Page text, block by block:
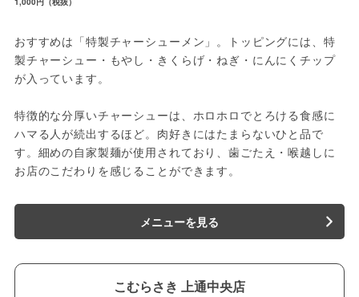
おすすめは「特製チャーシューメン」。トッピングには、特
製チャーシュー・もやし・きくらげ・ねぎ・にんにくチップ
が入っています。
特徴的な分厚いチャーシューは、ホロホロでとろける食感に
ハマる人が続出するほど。肉好きにはたまらないひと品で
す。細めの自家製麺が使用されており、歯ごたえ・喉越しに
お店のこだわりを感じることができます。
メニューを見る
こむらさき 上通中央店